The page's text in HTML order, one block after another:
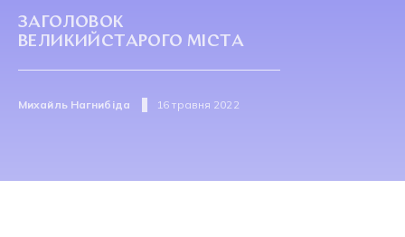
ЗАГОЛОВОК
ВЕЛИКИЙСТАРОГО МІСТА
Михайль Нагнибіда 16 травня 2022